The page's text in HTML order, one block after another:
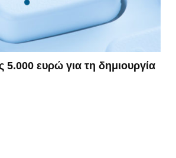
5.000 ευρώ για τη δημιουργία